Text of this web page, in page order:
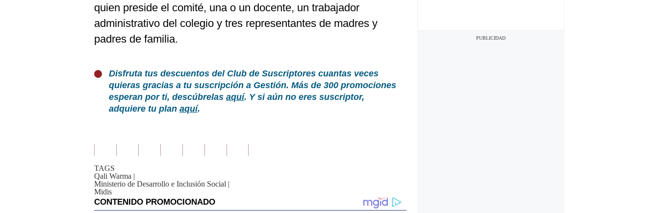
quien preside el comité, una o un docente, un trabajador
administrativo del colegio y tres representantes de madres y
padres de familia.
Disfruta tus descuentos del Club de Suscriptores cuantas veces
quieras gracias a tu suscripción a Gestión. Más de 300 promociones
esperan por ti, descúbrelas aquí. Y si aún no eres suscriptor,
adquiere tu plan aquí.
TAGS
Qali Warma |
Ministerio de Desarrollo e Inclusión Social |
Midis